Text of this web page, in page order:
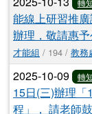
轉
能線上研習推
辦理，敬請惠
才能組 / 194 / 教務
2025-10-09 轉
15日(三)辦理
程」， 請老師